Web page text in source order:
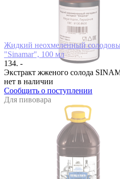
Жидкий неохмеленный
"Sinamar", 100 мл
134. -
Экстракт жженого солода
нет в наличии
Сообщить о поступлении
Для пивовара